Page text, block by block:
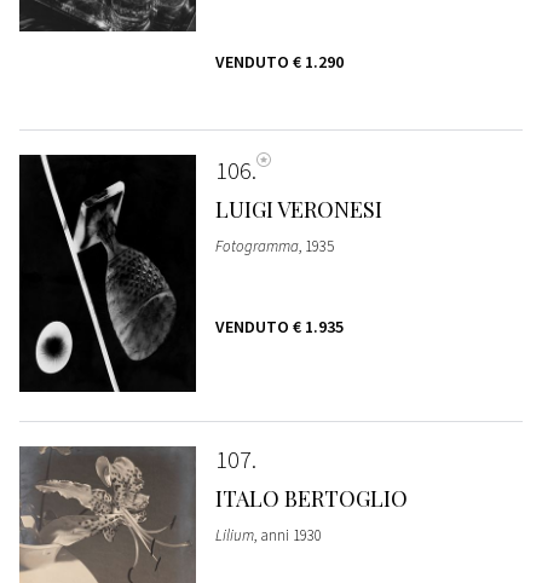
VENDUTO € 1.290
106
LUIGI VERONESI
Fotogramma, 1935
VENDUTO € 1.935
107
ITALO BERTOGLIO
Lilium, anni 1930